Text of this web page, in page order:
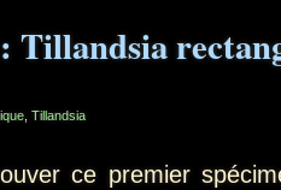
Tillandsia
Tillandsia
premier